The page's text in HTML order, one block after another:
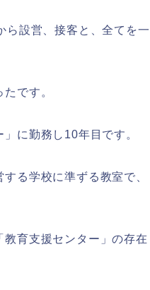
ら設営、接客と、全てを一
です。
に勤務し10年目です。
る学校に準ずる教室で、
育支援センター」の存在